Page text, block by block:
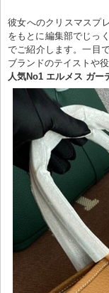
彼女へのクリスマスプ
をもとに編集部でじっ
でご紹介します。一目
ブランドのテイストや
人気No1 エルメス ガー